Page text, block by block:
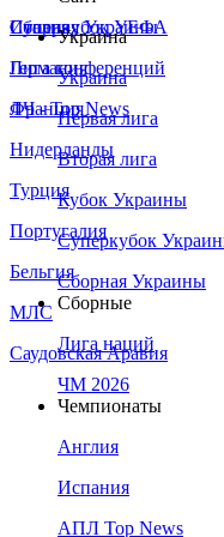
Сборная Украины
Италия
Германия
Франция
Нидерланды
Турция
Португалия
Бельгия
МЛС
Саудовская Аравия
Суперкубок УЕФА
Лига конференций
ЛЧ - Top News
Украина
Украина
Первая лига
Вторая лига
Кубок Украины
Суперкубок
Сборная Украины
Сборные
Лига наций
ЧМ 2026
Чемпионаты
Англия
Испания
АПЛ Top News